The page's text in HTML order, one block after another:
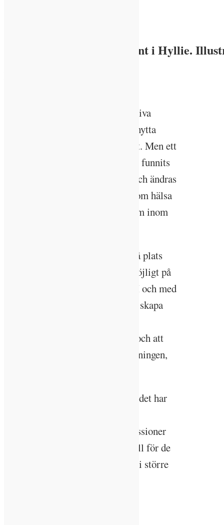
Castellums projekt Eminent i Hyllie.
Tekniken bakom den energieffektiva
lysdioden LED har varit till stor nytta
utifrån energibesparingssynpunkt. Men ett
mer holistiskt perspektiv har inte funnits
med, något som nu kan komma och ändras
i och med att fler parametrar såsom hälsa
och välbefinnande prioriteras, som inom
– Förut låg mycket fokus på att få plats
med så många människor som möjligt på
så få kvadratmeter som möjligt. I och med
att trenden nu går mot att istället skapa
nytänkande vad gäller belysning och att
det kommer högre upp på dagordningen,
Thorbjörn Laike ser även han att det har
internationella belysningskommissioner
som har börjat ta belysningens roll för de
icke-visuella effekterna på allvar i större